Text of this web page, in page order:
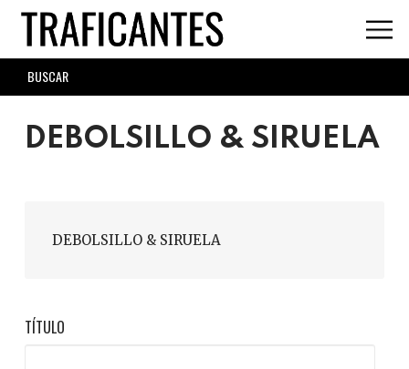
Skip
main
content
SEARCH
FORM
DEBOLSILLO & SIRUELA
DEBOLSILLO & SIRUELA
TÍTULO